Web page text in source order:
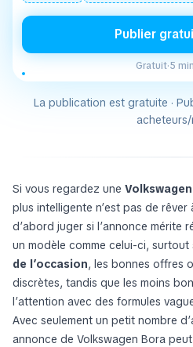
Publier
Gratuit·5
La publication est gratuite ·
acheteurs/
Si vous regardez une
plus intelligente n’est pas de rêver
d’abord juger si l’annonce mérite
un modèle comme celui-ci, surtout
de l’occasion, les bonnes offres
discrètes, tandis que les moins
l’attention avec des formules
Avec seulement un petit nombre
annonce de Volkswagen Bora